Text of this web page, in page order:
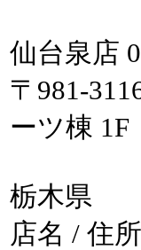
仙台泉店
〒981-
ーツ棟 1F
栃木県
店名 / 住